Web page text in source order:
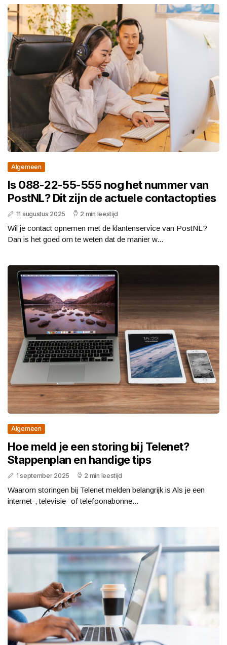
Algemeen
Is 088-22-55-555 nog het nummer van
PostNL? Dit zijn de actuele contactopties
11 augustus 2025 2 min leestijd
Wil je contact opnemen met de klantenservice van PostNL?
Dan is het goed om te weten dat de manier w...
Algemeen
Hoe meld je een storing bij Telenet?
Stappenplan en handige tips
1 september 2025 2 min leestijd
Waarom storingen bij Telenet melden belangrijk is Als je een
internet-, televisie- of telefoonabonne...